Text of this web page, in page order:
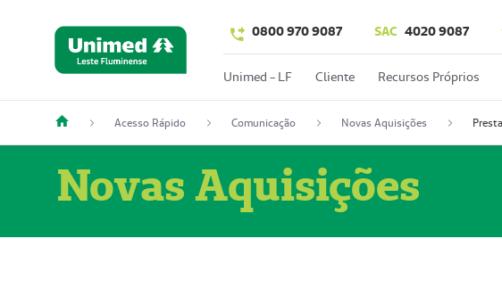
0800 970 9087 SAC 4020 9087
Unimed - LF Cliente Recursos Próprios
Acesso Rápido Comunicação Novas Aquisições
Novas Aquisições